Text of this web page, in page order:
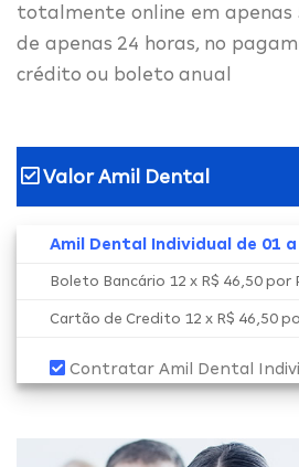
totalmente online em apenas
de apenas 24 horas, no
crédito ou boleto anual
Valor Amil Dental
Amil Dental Individual de 01 a
Boleto Bancário 12 x R$ 46,50 por
Cartão de Credito 12 x R$ 46,50
Contratar Amil Dental